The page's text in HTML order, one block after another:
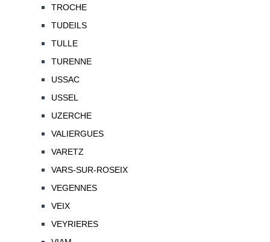
TROCHE
TUDEILS
TULLE
TURENNE
USSAC
USSEL
UZERCHE
VALIERGUES
VARETZ
VARS-SUR-ROSEIX
VEGENNES
VEIX
VEYRIERES